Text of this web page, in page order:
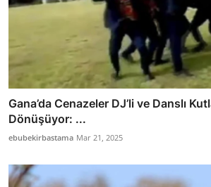
Gana’da Cenazeler DJ’li ve Danslı
Dönüşüyor: ...
ebubekirbastama Mar 21, 2025